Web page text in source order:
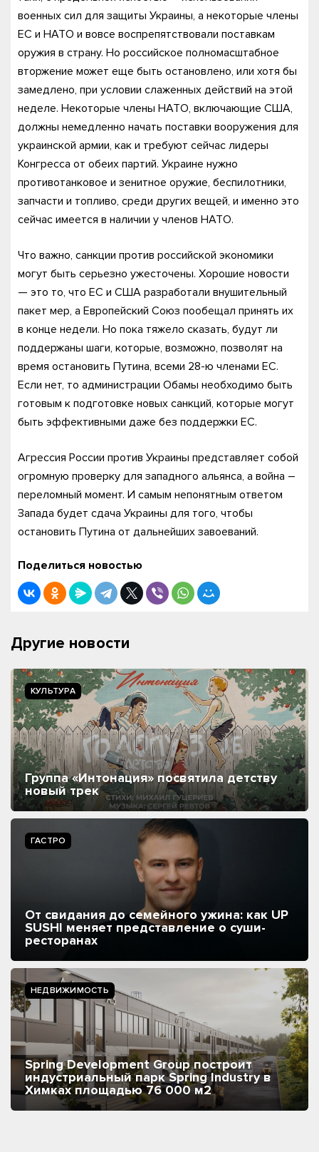
военных сил для защиты Украины, а некоторые члены
ЕС и НАТО и вовсе воспрепятствовали поставкам
оружия в страну. Но российское полномасштабное
вторжение может еще быть остановлено, или хотя бы
замедлено, при условии слаженных действий на этой
неделе. Некоторые члены НАТО, включающие США,
должны немедленно начать поставки вооружения для
украинской армии, как и требуют сейчас лидеры
Конгресса от обеих партий. Украине нужно
противотанковое и зенитное оружие, беспилотники,
запчасти и топливо, среди других вещей, и именно это
сейчас имеется в наличии у членов НАТО.
Что важно, санкции против российской экономики
могут быть серьезно ужесточены. Хорошие новости
— это то, что ЕС и США разработали внушительный
пакет мер, а Европейский Союз пообещал принять их
в конце недели. Но пока тяжело сказать, будут ли
поддержаны шаги, которые, возможно, позволят на
время остановить Путина, всеми 28-ю членами ЕС.
Если нет, то администрации Обамы необходимо быть
готовым к подготовке новых санкций, которые могут
быть эффективными даже без поддержки ЕС.
Агрессия России против Украины представляет собой
огромную проверку для западного альянса, а война –
переломный момент. И самым непонятным ответом
Запада будет сдача Украины для того, чтобы
остановить Путина от дальнейших завоеваний.
Поделиться новостью
Другие новости
КУЛЬТУРА
Группа «Интонация» посвятила детству
новый трек
ГАСТРО
От свидания до семейного ужина: как UP
SUSHI меняет представление о суши-
ресторанах
НЕДВИЖИМОСТЬ
Spring Development Group построит
индустриальный парк Spring Industry в
Химках площадью 76 000 м2